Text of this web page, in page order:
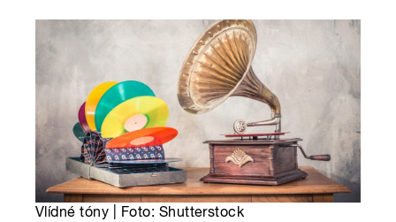
Vlídné tóny | Foto: Shutterstock